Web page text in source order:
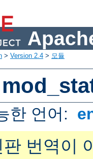
> Version 2.4 > 모듈
한 언어:
번역이